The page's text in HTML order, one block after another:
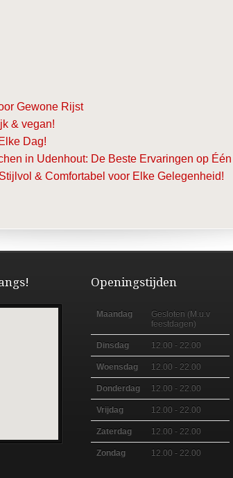
Gewone Rijst
& vegan!
Dag!
in Udenhout: De Beste Ervaringen op
& Comfortabel voor Elke Gelegenheid!
Openingstijden
Maandag
Gesloten (M.u.v
feestdagen)
Dinsdag 12.00 - 22.00
Woensdag 12.00 - 22.00
Donderdag 12.00 - 22.00
Vrijdag 12.00 - 22.00
Zaterdag 12.00 - 22.00
Zondag 12.00 - 22.00